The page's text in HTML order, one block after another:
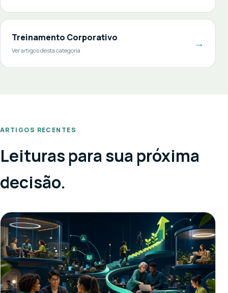
Treinamento Corporativo
Ver artigos desta categoria
→
ARTIGOS RECENTES
Leituras para sua próxima
decisão.